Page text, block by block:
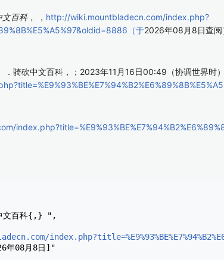
百科， ， http://wiki.mountbladecn.com/index.php?
（于2026年08月8日查阅
．骑砍中文百科，；2023年11月16日00:49（协调世界时